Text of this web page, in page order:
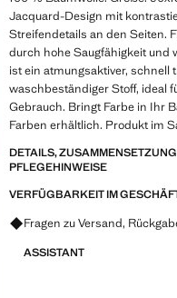
Jacquard-Design mit
Streifendetails an den Seiten.
durch hohe Saugfähigkeit und
ist ein atmungsaktiver, schnell
waschbeständiger Stoff, ideal
Gebrauch. Bringt Farbe in Ihr
Farben erhältlich. Produkt im
DETAILS,
PFLEGEHINWEISE
VERFÜGBARKEIT IM
Fragen zu Versand,
ASSISTANT